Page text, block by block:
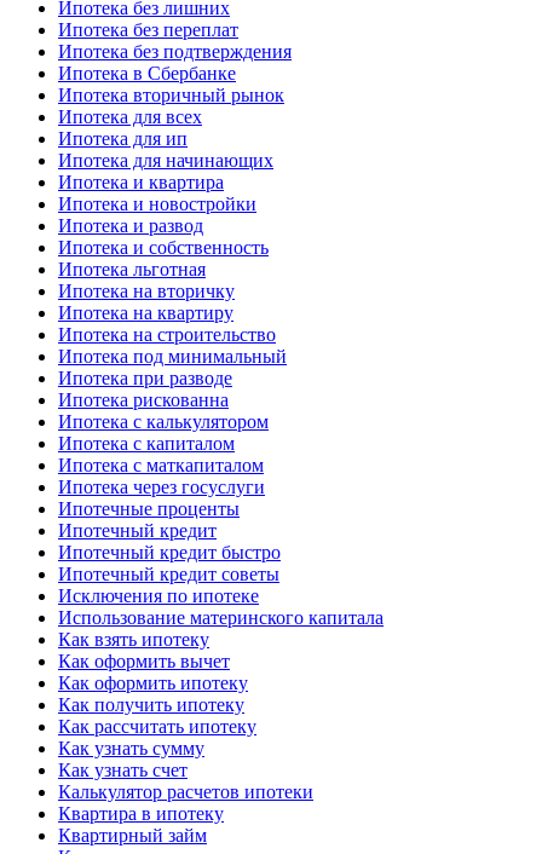
Ипотека без лишних
Ипотека без переплат
Ипотека без подтверждения
Ипотека в Сбербанке
Ипотека вторичный рынок
Ипотека для всех
Ипотека для ип
Ипотека для начинающих
Ипотека и квартира
Ипотека и новостройки
Ипотека и развод
Ипотека и собственность
Ипотека льготная
Ипотека на вторичку
Ипотека на квартиру
Ипотека на строительство
Ипотека под минимальный
Ипотека при разводе
Ипотека рискованна
Ипотека с калькулятором
Ипотека с капиталом
Ипотека с маткапиталом
Ипотека через госуслуги
Ипотечные проценты
Ипотечный кредит
Ипотечный кредит быстро
Ипотечный кредит советы
Исключения по ипотеке
Использование материнского капитала
Как взять ипотеку
Как оформить вычет
Как оформить ипотеку
Как получить ипотеку
Как рассчитать ипотеку
Как узнать сумму
Как узнать счет
Калькулятор расчетов ипотеки
Квартира в ипотеку
Квартирный займ